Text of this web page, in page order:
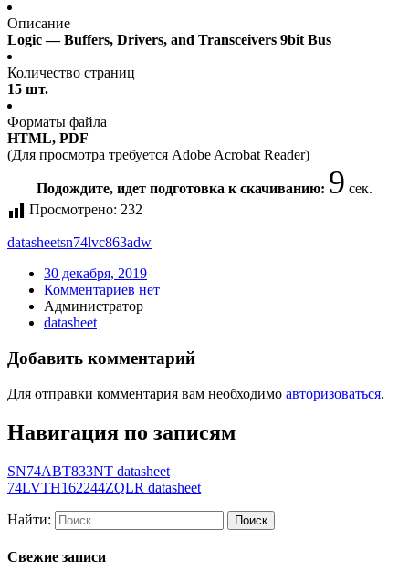
Описание
Logic — Buffers, Drivers, and Transceivers 9bit Bus
Количество страниц
15 шт.
Форматы файла
HTML, PDF
(Для просмотра требуется Adobe Acrobat Reader)
Подождите, идет подготовка к скачиванию: 9 сек.
Просмотрено: 232
datasheetsn74lvc863adw
30 декабря, 2019
Комментариев нет
Администратор
datasheet
Добавить комментарий
Для отправки комментария вам необходимо авторизоваться.
Навигация по записям
SN74ABT833NT datasheet
74LVTH162244ZQLR datasheet
Найти:
Свежие записи